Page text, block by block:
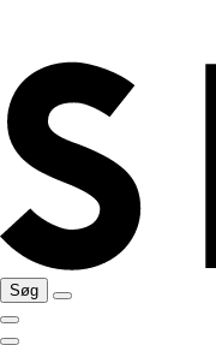
Søg